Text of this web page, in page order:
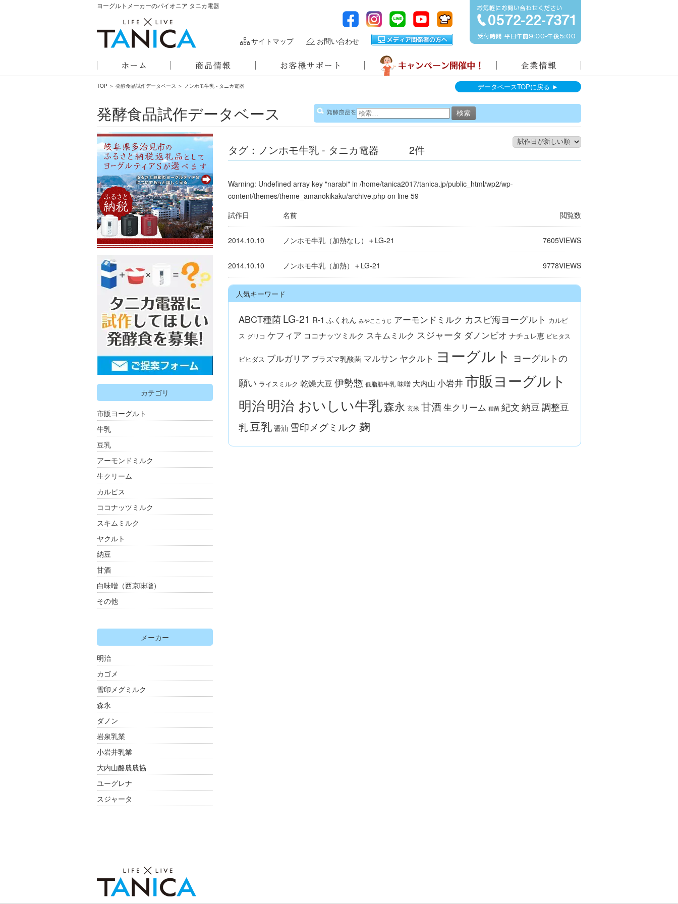
ヨーグルトメーカーのパイオニア タニカ電器
サイトマップ お問い合わせ
TOP ＞ 発酵食品試作データベース ＞ ノンホモ牛乳 - タニカ電器 データベースTOPに戻る ►
発酵食品試作データベース 発酵食品を検
索:
タグ：ノンホモ牛乳 - タニカ電器 2件
Warning: Undefined array key "narabi" in /home/tanica2017/tanica.jp/public_html/wp2/wp-
content/themes/theme_amanokikaku/archive.php on line 59
試作日
名前 閲覧数
2014.10.10 ノンホモ牛乳（加熱なし）＋LG-21 7605VIEWS
2014.10.10 ノンホモ牛乳（加熱）＋LG-21 9778VIEWS
人気キーワード
ABCT種菌LG-21 R-1 ふくれん みやここうじ アーモンドミルク カスピ海ヨーグルト カルピ
ス グリコ ケフィア ココナッツミルク スキムミルク スジャータ ダノンビオ ナチュレ恵 ビヒタス
ビヒダス ブルガリア プラズマ乳酸菌 マルサン ヤクルト ヨーグルト ヨーグルトの
願い ライスミルク 乾燥大豆 伊勢惣 低脂肪牛乳 味噌 大内山 小岩井市販ヨーグルト
明治明治 おいしい牛乳森永 玄米 甘酒生クリーム 種菌 紀文 納豆 調整豆
乳豆乳 醤油 雪印メグミルク 麹
カテゴリ
市販ヨーグルト
牛乳
豆乳
アーモンドミルク
生クリーム
カルピス
ココナッツミルク
スキムミルク
ヤクルト
納豆
甘酒
白味噌（西京味噌）
その他
メーカー
明治
カゴメ
雪印メグミルク
森永
ダノン
岩泉乳業
小岩井乳業
大内山酪農農協
ユーグレナ
スジャータ